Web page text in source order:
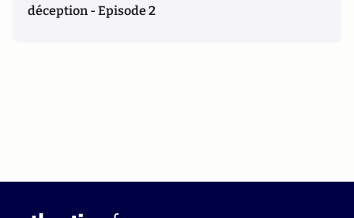
déception - Episode 2